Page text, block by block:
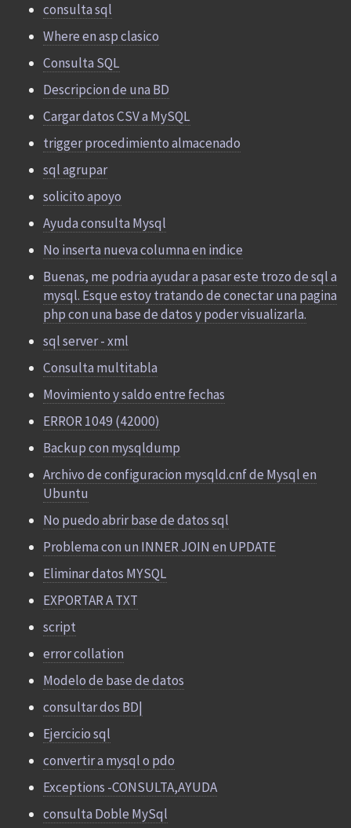
consulta sql
Where en asp clasico
Consulta SQL
Descripcion de una BD
Cargar datos CSV a MySQL
trigger procedimiento almacenado
sql agrupar
solicito apoyo
Ayuda consulta Mysql
No inserta nueva columna en indice
Buenas, me podria ayudar a pasar este trozo de sql a
mysql. Esque estoy tratando de conectar una pagina
php con una base de datos y poder visualizarla.
sql server - xml
Consulta multitabla
Movimiento y saldo entre fechas
ERROR 1049 (42000)
Backup con mysqldump
Archivo de configuracion mysqld.cnf de Mysql en
Ubuntu
No puedo abrir base de datos sql
Problema con un INNER JOIN en UPDATE
Eliminar datos MYSQL
EXPORTAR A TXT
script
error collation
Modelo de base de datos
consultar dos BD|
Ejercicio sql
convertir a mysql o pdo
Exceptions -CONSULTA,AYUDA
consulta Doble MySql